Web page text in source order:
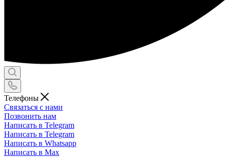
Телефоны
Связаться с нами
Позвонить нам
Написать в Telegram
Написать в Telegram
Написать в Whatsapp
Написать в Max